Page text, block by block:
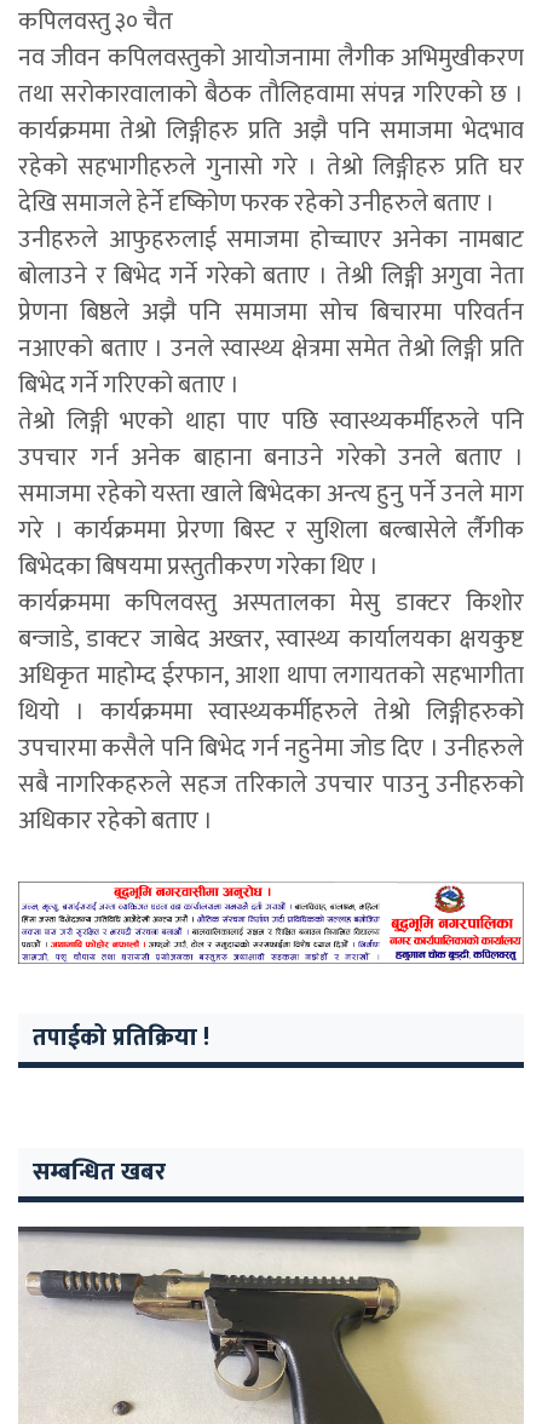
कपिलवस्तु ३० चैत
नव जीवन कपिलवस्तुको आयोजनामा लैगीक अभिमुखीकरण
तथा सरोकारवालाको बैठक तौलिहवामा संपन्न गरिएको छ ।
कार्यक्रममा तेश्रो लिङ्गीहरु प्रति अझै पनि समाजमा भेदभाव
रहेको सहभागीहरुले गुनासो गरे । तेश्रो लिङ्गीहरु प्रति घर
देखि समाजले हेर्ने दृष्किोण फरक रहेको उनीहरुले बताए ।
उनीहरुले आफुहरुलाई समाजमा होच्चाएर अनेका नामबाट
बोलाउने र बिभेद गर्ने गरेको बताए । तेश्री लिङ्गी अगुवा नेता
प्रेणना बिष्ठले अझै पनि समाजमा सोच बिचारमा परिवर्तन
नआएको बताए । उनले स्वास्थ्य क्षेत्रमा समेत तेश्रो लिङ्गी प्रति
बिभेद गर्ने गरिएको बताए ।
तेश्रो लिङ्गी भएको थाहा पाए पछि स्वास्थ्यकर्मीहरुले पनि
उपचार गर्न अनेक बाहाना बनाउने गरेको उनले बताए ।
समाजमा रहेको यस्ता खाले बिभेदका अन्त्य हुनु पर्ने उनले माग
गरे । कार्यक्रममा प्रेरणा बिस्ट र सुशिला बल्बासेले र्लैगीक
बिभेदका बिषयमा प्रस्तुतीकरण गरेका थिए ।
कार्यक्रममा कपिलवस्तु अस्पतालका मेसु डाक्टर किशोर
बन्जाडे, डाक्टर जाबेद अख्तर, स्वास्थ्य कार्यालयका क्षयकुष्ट
अधिकृत माहोम्द ईरफान, आशा थापा लगायतको सहभागीता
थियो । कार्यक्रममा स्वास्थ्यकर्मीहरुले तेश्रो लिङ्गीहरुको
उपचारमा कसैले पनि बिभेद गर्न नहुनेमा जोड दिए । उनीहरुले
सबै नागरिकहरुले सहज तरिकाले उपचार पाउनु उनीहरुको
अधिकार रहेको बताए ।
तपाईको प्रतिक्रिया !
सम्बन्धित खबर